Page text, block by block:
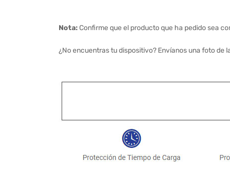
Nota:Confirme que el producto que ha pedido sea
¿No encuentras tu dispositivo? Envíanos una foto de